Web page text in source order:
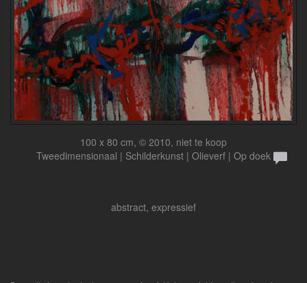
100 x 80 cm, © 2010, niet te koop
Tweedimensionaal | Schilderkunst | Olieverf | Op doek
abstract, expressief